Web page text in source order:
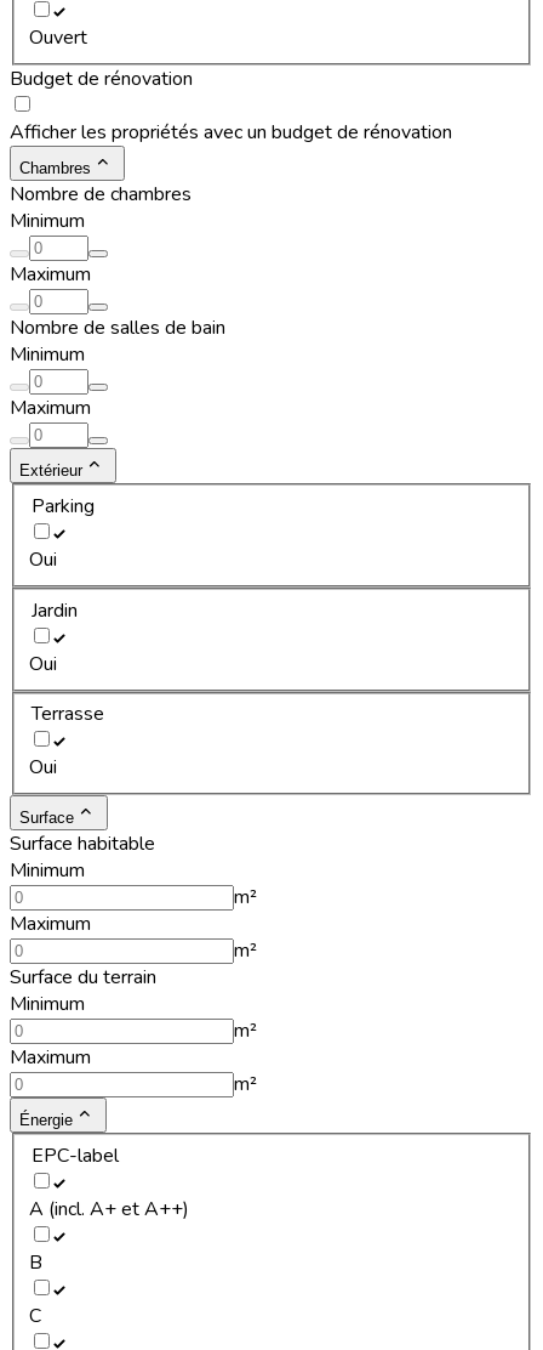
Ouvert
Budget de rénovation
Afficher les propriétés avec un budget de rénovation
Chambres
Nombre de chambres
Minimum
Maximum
Nombre de salles de bain
Minimum
Maximum
Extérieur
Parking
Oui
Jardin
Oui
Terrasse
Oui
Surface
Surface habitable
Minimum
m²
Maximum
m²
Surface du terrain
Minimum
m²
Maximum
m²
Énergie
EPC-label
A (incl. A+ et A++)
B
C